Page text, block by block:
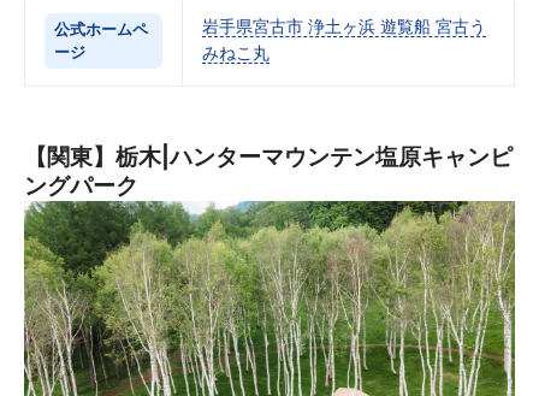
公式ホームペ
ージ
岩手県宮古市 浄土ヶ浜 遊覧船 宮古う
みねこ丸
【関東】栃木|ハンターマウンテン塩原キャンピ
ングパーク